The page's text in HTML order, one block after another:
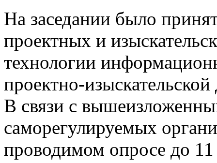
На заседании было
проектных и
технологии
проектно-изыскательской
В связи с
саморегулируемых
проводимом опросе до 11